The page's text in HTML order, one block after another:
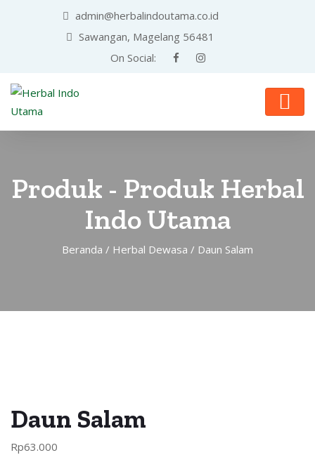
admin@herbalindoutama.co.id
Sawangan, Magelang 56481
On Social:
Produk - Produk Herbal
Indo Utama
Beranda / Herbal Dewasa / Daun Salam
Daun Salam
Rp63.000